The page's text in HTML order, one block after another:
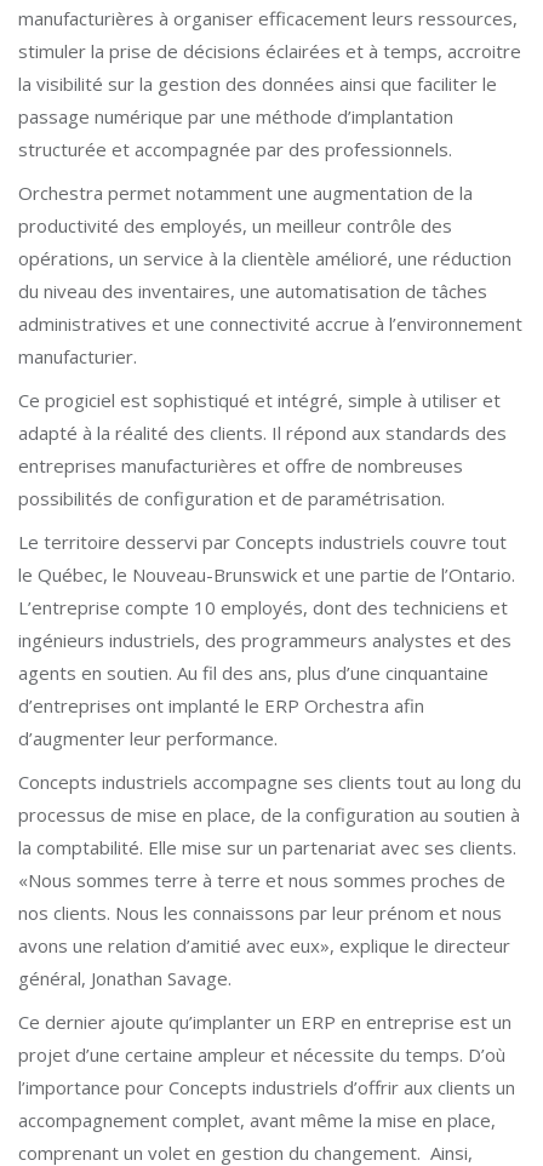
manufacturières à organiser efficacement leurs ressources,
stimuler la prise de décisions éclairées et à temps, accroitre
la visibilité sur la gestion des données ainsi que faciliter le
passage numérique par une méthode d’implantation
structurée et accompagnée par des professionnels.
Orchestra permet notamment une augmentation de la
productivité des employés, un meilleur contrôle des
opérations, un service à la clientèle amélioré, une réduction
du niveau des inventaires, une automatisation de tâches
administratives et une connectivité accrue à l’environnement
manufacturier.
Ce progiciel est sophistiqué et intégré, simple à utiliser et
adapté à la réalité des clients. Il répond aux standards des
entreprises manufacturières et offre de nombreuses
possibilités de configuration et de paramétrisation.
Le territoire desservi par Concepts industriels couvre tout
le Québec, le Nouveau-Brunswick et une partie de l’Ontario.
L’entreprise compte 10 employés, dont des techniciens et
ingénieurs industriels, des programmeurs analystes et des
agents en soutien. Au fil des ans, plus d’une cinquantaine
d’entreprises ont implanté le ERP Orchestra afin
d’augmenter leur performance.
Concepts industriels accompagne ses clients tout au long du
processus de mise en place, de la configuration au soutien à
la comptabilité. Elle mise sur un partenariat avec ses clients.
«Nous sommes terre à terre et nous sommes proches de
nos clients. Nous les connaissons par leur prénom et nous
avons une relation d’amitié avec eux», explique le directeur
général, Jonathan Savage.
Ce dernier ajoute qu’implanter un ERP en entreprise est un
projet d’une certaine ampleur et nécessite du temps. D’où
l’importance pour Concepts industriels d’offrir aux clients un
accompagnement complet, avant même la mise en place,
comprenant un volet en gestion du changement. Ainsi,